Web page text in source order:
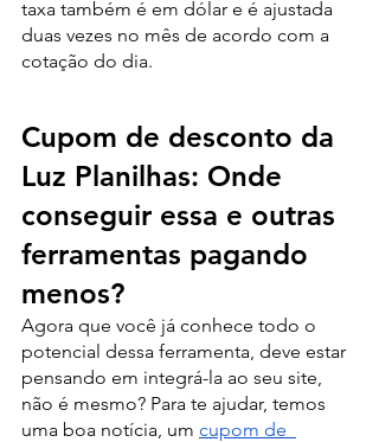
taxa também é em dólar e é ajustada
duas vezes no mês de acordo com a
cotação do dia.
Cupom de desconto da
Luz Planilhas: Onde
conseguir essa e outras
ferramentas pagando
menos?
Agora que você já conhece todo o
potencial dessa ferramenta, deve estar
pensando em integrá-la ao seu site,
não é mesmo? Para te ajudar, temos
uma boa notícia, um cupom de